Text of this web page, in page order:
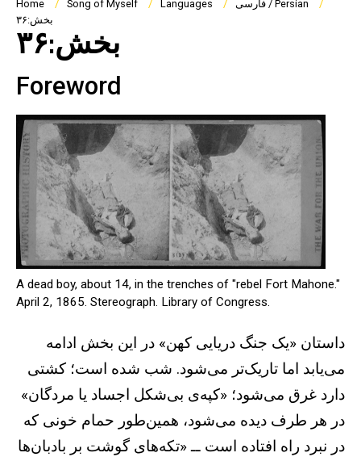
Breadcrumb
Home Song of Myself Languages
فارسی / Persian
بخش:۳۶
بخش:۳۶
Foreword
A dead boy, about 14, in the trenches of "rebel Fort Mahone."
April 2, 1865. Stereograph. Library of Congress.
داستان «یک جنگ دریایی کهن» در این بخش ادامه
می‌یابد اما تاریک‌تر می‌شود. شب شده است؛ کشتی
دارد غرق می‌شود؛ «کپه‌ی بی‌شکل اجساد یا مردگان»
در هر طرف دیده می‌شود، همین‌طور حمام خونی که
در نبرد راه افتاده است ــ «تکه‌های گوشت بر بادبان‌ها